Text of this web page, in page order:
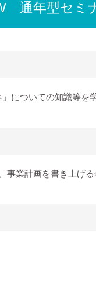
通年型セミ
についての知識等を
事業計画を書き上げ